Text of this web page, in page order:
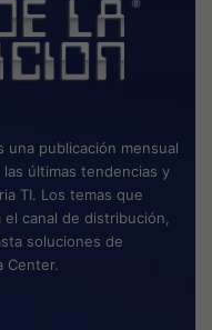
una publicación mensual
últimas tendencias y
TI. Los temas que
canal de distribución,
soluciones de
Center.